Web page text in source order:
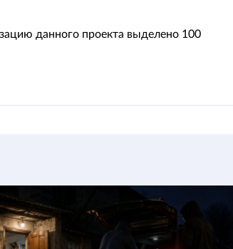
данного проекта выделено 100